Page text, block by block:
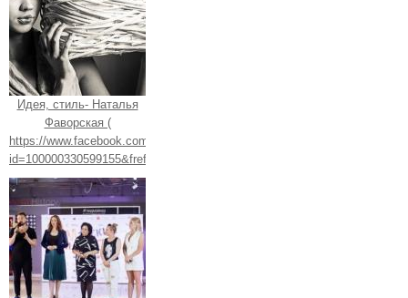
Идея, стиль- Наталья
Фаворская (
https://www.facebook.com/profile.php?
id=100000330599155&fref=ts).